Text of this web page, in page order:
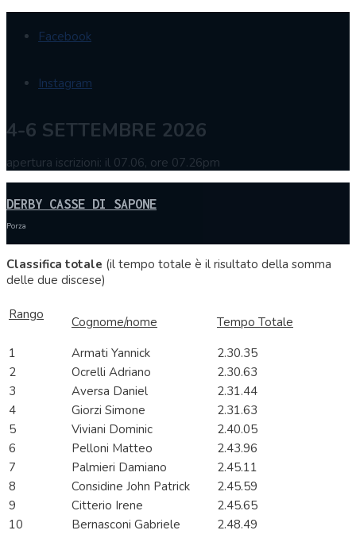
Facebook
Instagram
4-6 SETTEMBRE 2026
apertura iscrizioni: il 07.06, ore 07.26pm
DERBY CASSE DI SAPONE
Porza
Classifica totale (il tempo totale è il risultato della somma
delle due discese)
Rango Cognome/nome
Tempo Totale
1
Armati Yannick
2.30.35
2
Ocrelli Adriano
2.30.63
3
Aversa Daniel
2.31.44
4
Giorzi Simone
2.31.63
5
Viviani Dominic
2.40.05
6
Pelloni Matteo
2.43.96
7
Palmieri Damiano
2.45.11
8
Considine John Patrick
2.45.59
9
Citterio Irene
2.45.65
10
Bernasconi Gabriele
2.48.49